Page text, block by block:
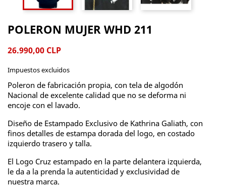
POLERON MUJER WHD 211
26.990,00 CLP
Impuestos excluidos
Poleron de fabricación propia, con tela de algodón
Nacional de excelente calidad que no se deforma ni
encoje con el lavado.
Diseño de Estampado Exclusivo de Kathrina Galiath, con
finos detalles de estampa dorada del logo, en costado
izquierdo trasero y talla.
El Logo Cruz estampado en la parte delantera izquierda,
le da a la prenda la autenticidad y exclusividad de
nuestra marca.